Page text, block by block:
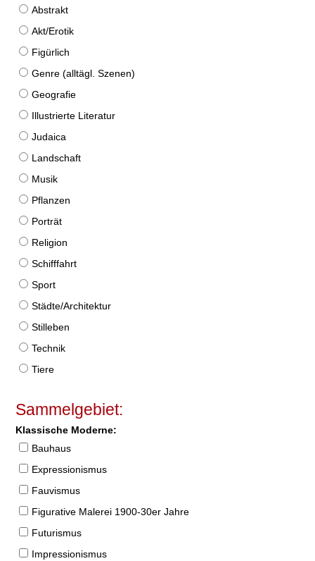
Abstrakt
Akt/Erotik
Figürlich
Genre (alltägl. Szenen)
Geografie
Illustrierte Literatur
Judaica
Landschaft
Musik
Pflanzen
Porträt
Religion
Schifffahrt
Sport
Städte/Architektur
Stilleben
Technik
Tiere
Sammelgebiet:
Klassische Moderne:
Bauhaus
Expressionismus
Fauvismus
Figurative Malerei 1900-30er Jahre
Futurismus
Impressionismus